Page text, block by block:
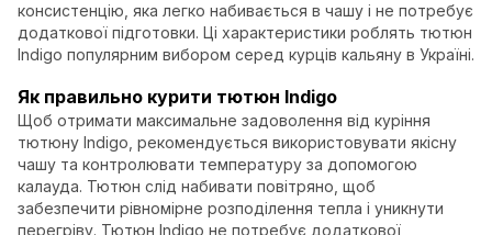
консистенцію, яка легко набивається в чашу і не потребує
додаткової підготовки. Ці характеристики роблять тютюн
Indigo популярним вибором серед курців кальяну в Україні.
Як правильно курити тютюн Indigo
Щоб отримати максимальне задоволення від куріння
тютюну Indigo, рекомендується використовувати якісну
чашу та контролювати температуру за допомогою
калауда. Тютюн слід набивати повітряно, щоб
забезпечити рівномірне розподілення тепла і уникнути
перегріву. Тютюн Indigo не потребує додаткової